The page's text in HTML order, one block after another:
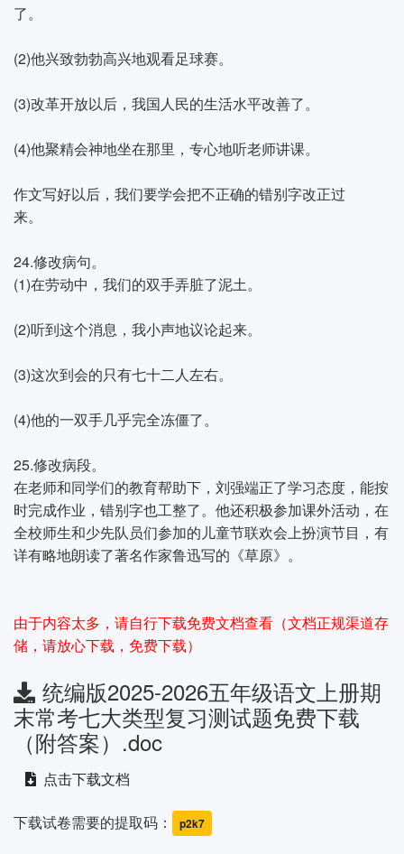
了。
(2)他兴致勃勃高兴地观看足球赛。
(3)改革开放以后，我国人民的生活水平改善了。
(4)他聚精会神地坐在那里，专心地听老师讲课。
作文写好以后，我们要学会把不正确的错别字改正过
来。
24.修改病句。
(1)在劳动中，我们的双手弄脏了泥土。
(2)听到这个消息，我小声地议论起来。
(3)这次到会的只有七十二人左右。
(4)他的一双手几乎完全冻僵了。
25.修改病段。
在老师和同学们的教育帮助下，刘强端正了学习态度，能按
时完成作业，错别字也工整了。他还积极参加课外活动，在
全校师生和少先队员们参加的儿童节联欢会上扮演节目，有
详有略地朗读了著名作家鲁迅写的《草原》。
由于内容太多，请自行下载免费文档查看（文档正规渠道存
储，请放心下载，免费下载）
统编版2025-2026五年级语文上册期
末常考七大类型复习测试题免费下载
（附答案）.doc
点击下载文档
下载试卷需要的提取码： p2k7